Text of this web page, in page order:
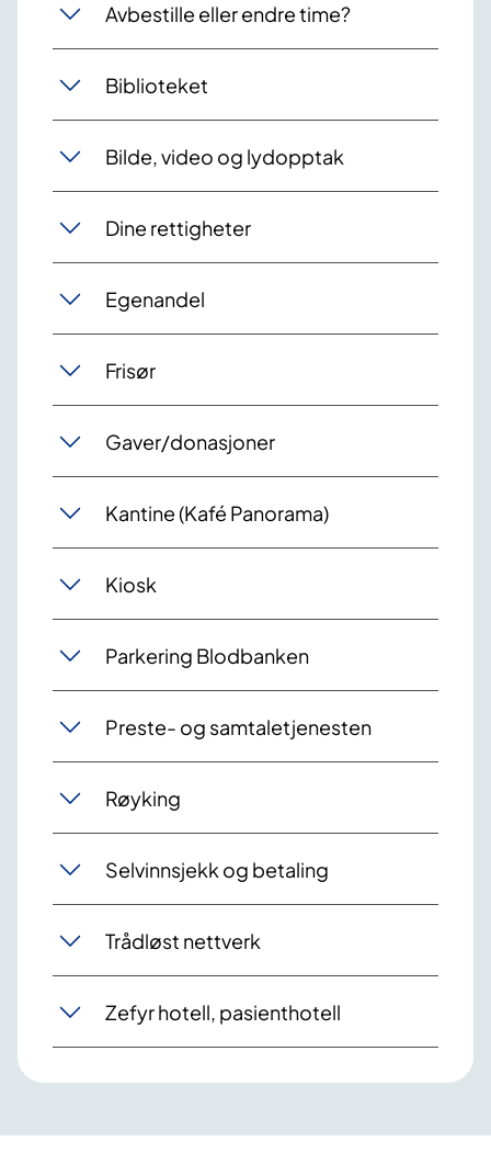
Avbestille eller endre time?
Biblioteket
Bilde, video og lydopptak
Dine rettigheter
Egenandel
Frisør
Gaver/donasjoner
Kantine (Kafé Panorama)
Kiosk
Parkering Blodbanken
Preste- og samtaletjenesten
Røyking
Selvinnsjekk og betaling
Trådløst nettverk
Zefyr hotell, pasienthotell